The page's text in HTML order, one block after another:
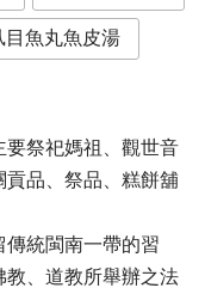
目魚丸魚皮湯
要祭祀媽祖、觀世音
貢品、祭品、糕餅舖
統閩南一帶的習
教、道教所舉辦之法